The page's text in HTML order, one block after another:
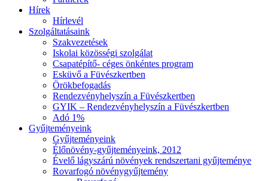
Hírek
Hírlevél
Szolgáltatásaink
Szakvezetések
Iskolai közösségi szolgálat
Csapatépítő- céges önkéntes program
Esküvő a Füvészkertben
Örökbefogadás
Rendezvényhelyszín a Füvészkertben
GYIK – Rendezvényhelyszín a Füvészkertben
Adó 1%
Gyűjteményeink
Gyűjteményeink
Élőnövény-gyűjteményeink, 2012
Évelő lágyszárú növények rendszertani gyűjteménye
Rovarfogó növénygyűjtemény